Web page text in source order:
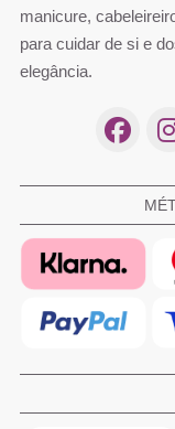
manicure,
para cuidar de si e
elegância.